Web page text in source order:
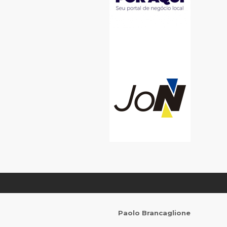
Paolo Brancaglione